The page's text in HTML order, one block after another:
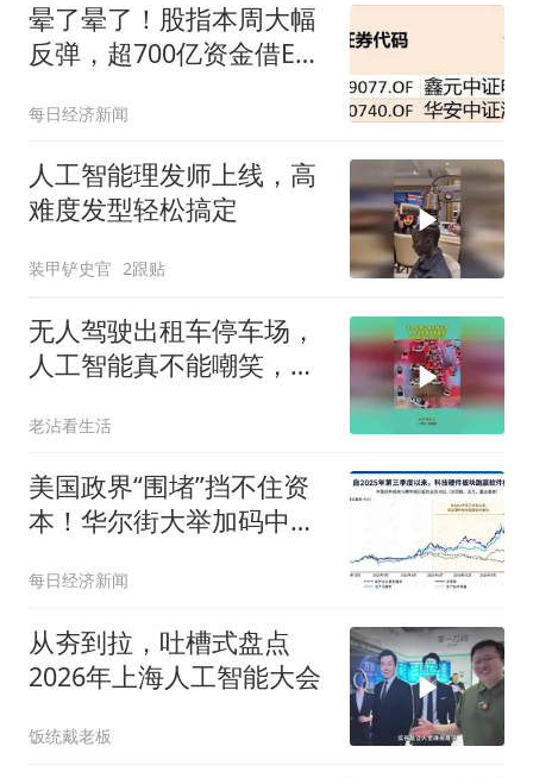
晕了晕了！股指本周大幅
反弹，超700亿资金借ETF
被机构大幅加仓
每日经济新闻
人工智能理发师上线，高
难度发型轻松搞定
装甲铲史官 2跟贴
无人驾驶出租车停车场，
人工智能真不能嘲笑，司
老沾看生活
美国政界“围堵”挡不住资
本！华尔街大举加码中
数仓位押注5家中国企
业，250亿美元明星ETF重
仓长鑫科技
每日经济新闻
从夯到拉，吐槽式盘点
2026年上海人工智能大会
饭统戴老板